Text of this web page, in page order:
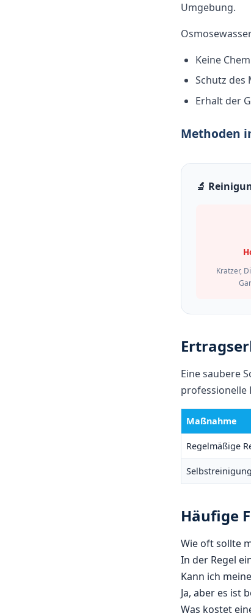
Umgebung.
Keine
Schutz des
Erhalt der
Methoden
🔬
Kratzer,
Eine saubere
professionelle
Maßnahme
Regelmäßige
Selbstreinigung
Häufige
Wie oft sollte
In der Regel
Kann ich
Ja, aber es ist
Was kostet